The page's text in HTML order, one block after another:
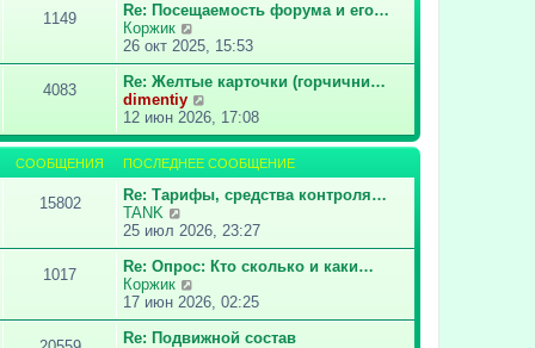
1149
Re: Посещаемость форума и его…
Коржик
е
р
е
й
т
и
к
п
о
с
л
е
д
н
е
м
у
26 окт 2025, 15:53
4083
Re: Желтые карточки (горчични…
dimentiy
е
р
е
й
т
и
к
п
о
с
л
е
д
12 июн 2026, 17:08
СООБЩЕНИЯ ПОСЛЕДНЕЕ СООБЩЕНИЕ
15802
Re: Тарифы, средства контроля…
TANK
е
р
е
й
т
и
к
25 июл 2026, 23:27
1017
Re: Опрос: Кто сколько и каки…
Коржик
е
р
е
17 июн 2026, 02:25
Re: Подвижной состав